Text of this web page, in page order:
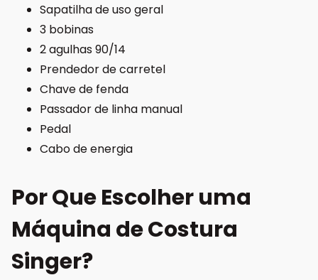
Sapatilha de uso geral
3 bobinas
2 agulhas 90/14
Prendedor de carretel
Chave de fenda
Passador de linha manual
Pedal
Cabo de energia
Por Que Escolher uma
Máquina de Costura
Singer?